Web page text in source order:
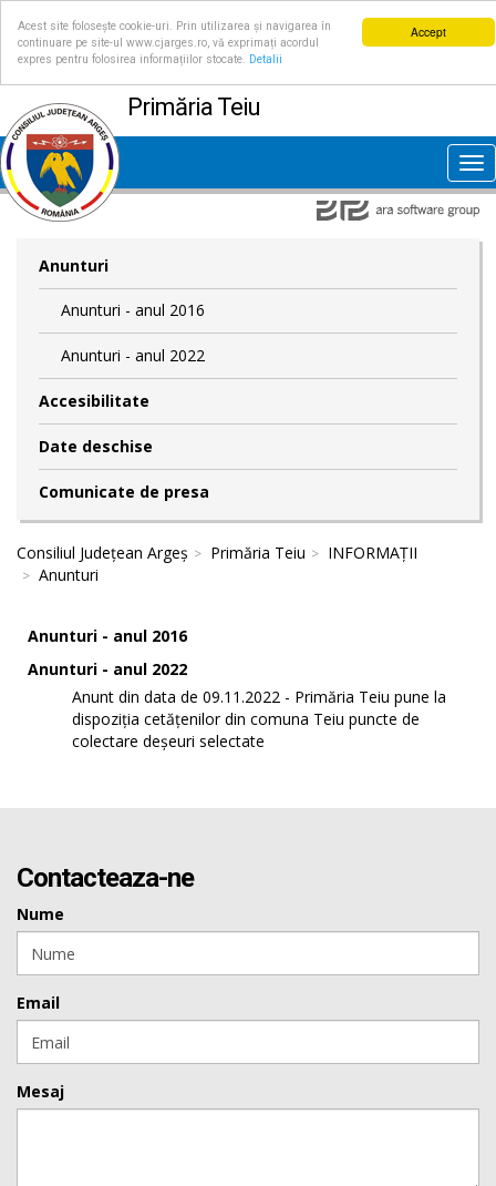
Accept
Acest site folosește cookie-uri. Prin utilizarea și navigarea în
continuare pe site-ul www.cjarges.ro, vă exprimați acordul
expres pentru folosirea informațiilor stocate.
Detalii
Primăria Teiu
Anunturi
Anunturi - anul 2016
Anunturi - anul 2022
Accesibilitate
Date deschise
Comunicate de presa
Consiliul Județean Argeș Primăria Teiu
INFORMAȚII
Anunturi
Anunturi - anul 2016
Anunturi - anul 2022
Anunt din data de 09.11.2022 - Primăria Teiu pune la
dispoziția cetățenilor din comuna Teiu puncte de
colectare deșeuri selectate
Contacteaza-ne
Nume
Email
Mesaj